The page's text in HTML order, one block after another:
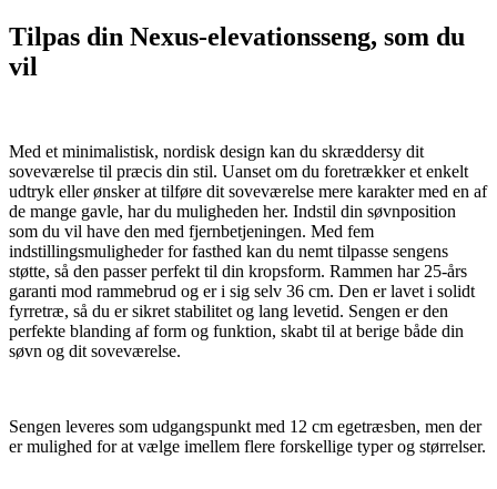
Tilpas din Nexus-elevationsseng, som du
vil
Med et minimalistisk, nordisk design kan du skræddersy dit
soveværelse til præcis din stil. Uanset om du foretrækker et enkelt
udtryk eller ønsker at tilføre dit soveværelse mere karakter med en af
de mange gavle, har du muligheden her. Indstil din søvnposition
som du vil have den med fjernbetjeningen. Med fem
indstillingsmuligheder for fasthed kan du nemt tilpasse sengens
støtte, så den passer perfekt til din kropsform. Rammen har 25-års
garanti mod rammebrud og er i sig selv 36 cm. Den er lavet i solidt
fyrretræ, så du er sikret stabilitet og lang levetid. Sengen er den
perfekte blanding af form og funktion, skabt til at berige både din
søvn og dit soveværelse.
Sengen leveres som udgangspunkt med 12 cm egetræsben, men der
er mulighed for at vælge imellem flere forskellige typer og størrelser.